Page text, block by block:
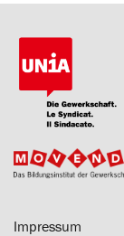
Impressum